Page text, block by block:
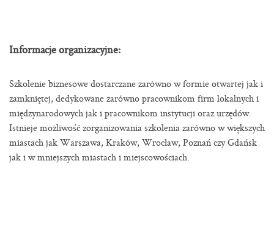
Informacje organizacyjne:
Szkolenie biznesowe dostarczane zarówno w formie otwartej jak i
zamkniętej, dedykowane zarówno pracownikom firm lokalnych i
międzynarodowych jak i pracownikom instytucji oraz urzędów.
Istnieje możliwość zorganizowania szkolenia zarówno w większych
miastach jak Warszawa, Kraków, Wrocław, Poznań czy Gdańsk
jak i w mniejszych miastach i miejscowościach.